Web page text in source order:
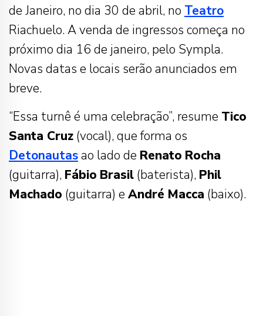
de Janeiro, no dia 30 de abril, no Teatro
Riachuelo. A venda de ingressos começa no
próximo dia 16 de janeiro, pelo Sympla.
Novas datas e locais serão anunciados em
breve.
“Essa turnê é uma celebração”, resume Tico
Santa Cruz (vocal), que forma os
Detonautasao lado de Renato Rocha
(guitarra), Fábio Brasil (baterista), Phil
Machado (guitarra) e André Macca (baixo).